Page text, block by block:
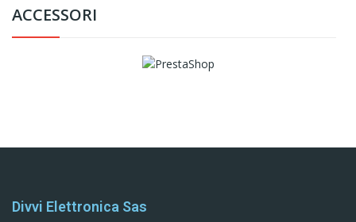
ACCESSORI
Divvi Elettronica Sas